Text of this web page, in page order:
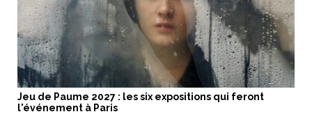
Jeu de Paume 2027 : les six expositions qui feront
l'événement à Paris